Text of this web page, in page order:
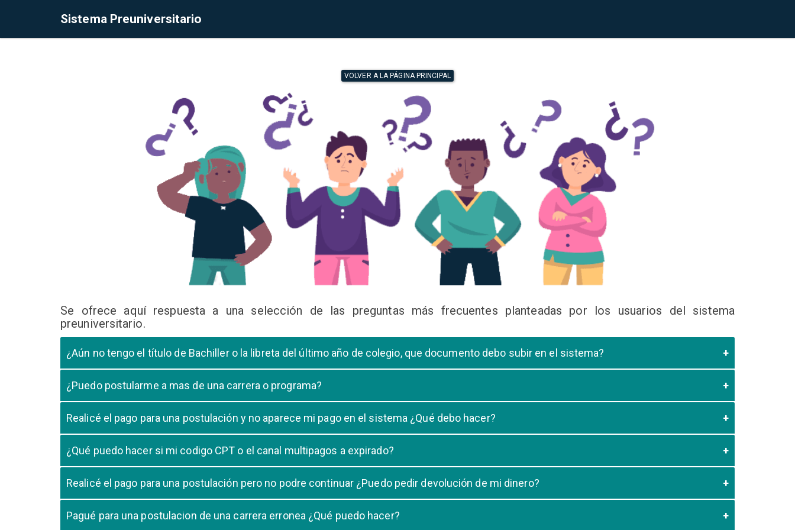
Sistema Preuniversitario
VOLVER A LA PÁGINA PRINCIPAL
Se ofrece aquí respuesta a una selección de las preguntas más frecuentes planteadas por los usuarios del sistema
preuniversitario.
¿Aún no tengo el título de Bachiller o la libreta del último año de colegio, que documento debo subir en el sistema?
cursando el ultimo año.
¿Puedo postularme a mas de una carrera o programa?
Realicé el pago para una postulación y no aparece mi pago en el sistema ¿Qué debo hacer?
pago, debe comunicarse con su unidad de admisión e indicar que no se registró su pago.
¿Qué puedo hacer si mi codigo CPT o el canal multipagos a expirado?
su postulación.
Realicé el pago para una postulación pero no podre continuar ¿Puedo pedir devolución de mi dinero?
Pagué para una postulacion de una carrera erronea ¿Qué puedo hacer?